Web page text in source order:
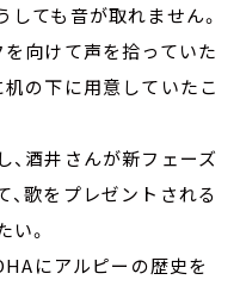
ても音が取れません。
向けて声を拾っていた
の下に用意していたこ
酒井さんが新フェーズ
歌をプレゼントされる
。
にアルピーの歴史を